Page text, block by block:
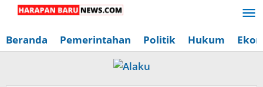
Lewati
konten
Beranda Pemerintahan Politik Hukum